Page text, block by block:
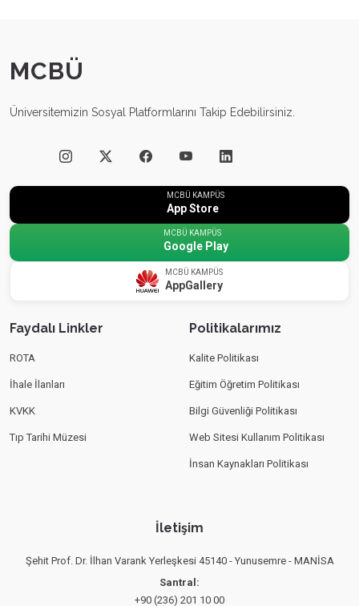
MCBÜ
Üniversitemizin Sosyal Platformlarını Takip Edebilirsiniz.
MCBÜ KAMPÜS
App Store
MCBÜ KAMPÜS
Google Play
MCBÜ KAMPÜS
AppGallery
Faydalı Linkler
ROTA
İhale İlanları
KVKK
Tıp Tarihi Müzesi
Politikalarımız
Kalite Politikası
Eğitim Öğretim Politikası
Bilgi Güvenliği Politikası
Web Sitesi Kullanım Politikası
İnsan Kaynakları Politikası
İletişim
Şehit Prof. Dr. İlhan Varank Yerleşkesi 45140 - Yunusemre - MANİSA
Santral:
+90 (236) 201 10 00